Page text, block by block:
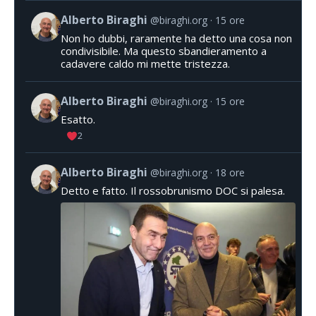
Alberto Biraghi @biraghi.org 15 ore
Non ho dubbi, raramente ha detto una cosa non
condivisibile. Ma questo sbandieramento a
cadavere caldo mi mette tristezza.
Alberto Biraghi @biraghi.org 15 ore
Esatto.
2
Alberto Biraghi @biraghi.org 18 ore
Detto e fatto. Il rossobrunismo DOC si palesa.